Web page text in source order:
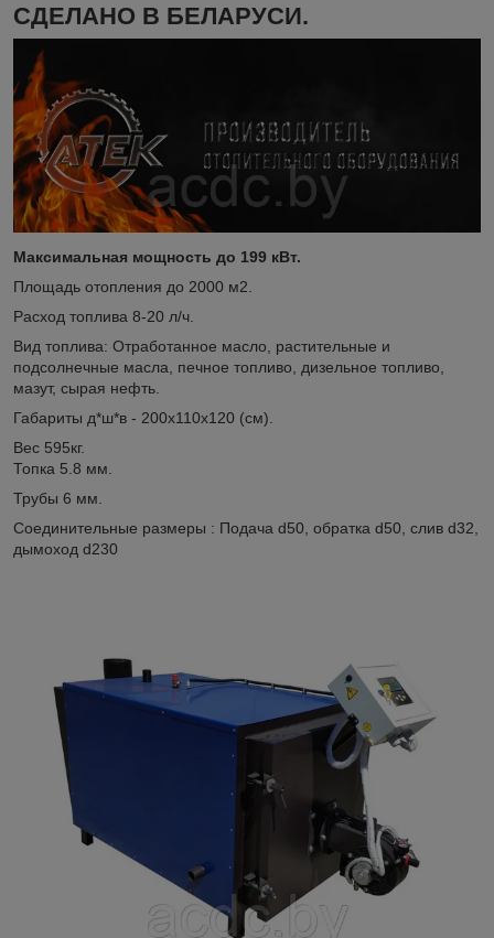
СДЕЛАНО В БЕЛАРУСИ.
Максимальная мощность до 199 кВт.
Площадь отопления до 2000 м2.
Расход топлива 8-20 л/ч.
Вид топлива: Отработанное масло, растительные и
подсолнечные масла, печное топливо, дизельное топливо,
мазут, сырая нефть.
Габариты д*ш*в - 200х110х120 (см).
Вес 595кг.
Топка 5.8 мм.
Трубы 6 мм.
Соединительные размеры : Подача d50, обратка d50, слив d32,
дымоход d230